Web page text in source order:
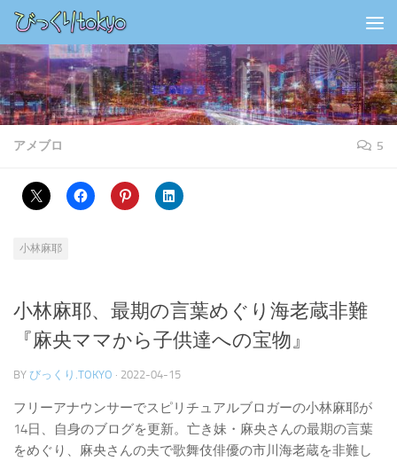
コンテンツの下
アメブロ 5
小林麻耶
小林麻耶、最期の言葉めぐり海老蔵非難
『麻央ママから子供達への宝物』
BY びっくり.TOKYO · 2022-04-15
フリーアナウンサーでスピリチュアルブロガーの小林麻耶が
14日、自身のブログを更新。亡き妹・麻央さんの最期の言葉
をめぐり、麻央さんの夫で歌舞伎俳優の市川海老蔵を非難し